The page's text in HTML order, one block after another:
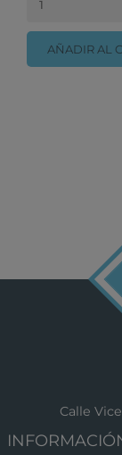
AÑADIR AL
Calle